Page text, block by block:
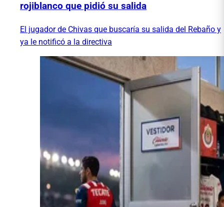
rojiblanco que pidió su salida
El jugador de Chivas que buscaría su salida del Rebaño y
ya le notificó a la directiva